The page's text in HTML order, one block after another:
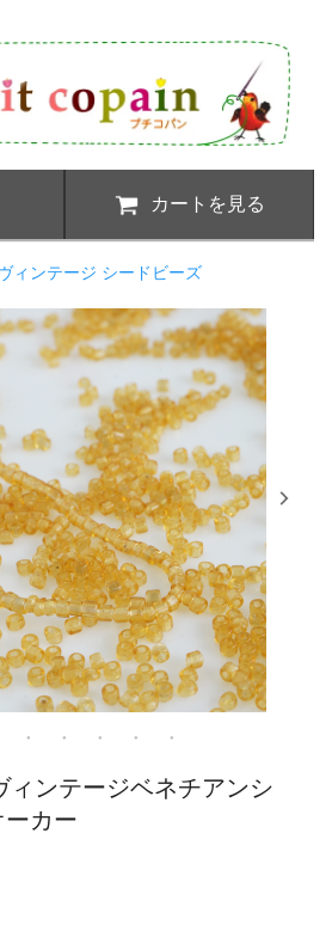
カートを見る
ィンテージ シードビーズ
ィンテージベネチアンシ
カー